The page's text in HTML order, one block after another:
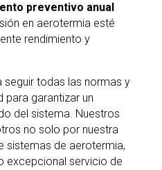
preventivo anual
en aerotermia esté
rendimiento y
todas las normas y
garantizar un
del sistema. Nuestros
no solo por nuestra
sistemas de aerotermia,
excepcional servicio de